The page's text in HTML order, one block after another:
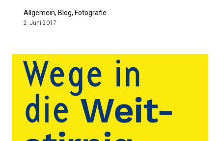
Allgemein, Blog, Fotografie
2. Juni 2017